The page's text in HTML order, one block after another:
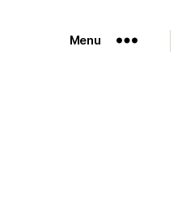
Menu